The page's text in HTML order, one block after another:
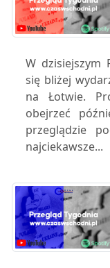
W dzisiejszym
się bliżej
na Łotwie.
obejrzeć
przeglądzie
najciekawsze...